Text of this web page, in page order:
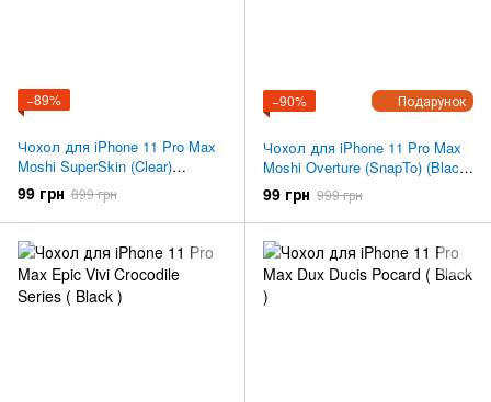
−89%
Чохол для iPhone 11 Pro Max
Moshi SuperSkin (Clear)
99MO111911
99 грн 899 грн
Подарунок
−90%
Чохол для iPhone 11 Pro Max
Moshi Overture (SnapTo) (Black)
99MO091013
99 грн 999 грн